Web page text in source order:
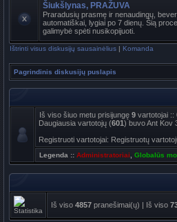
Šiukšlynas, PRAŽUVA
Praradusių prasmę ir nenaudingų,
automatiškai, lygiai po 7 dienų. Šią
galimybė spėti nusikopijuoti.
Ištrinti visus diskusijų sausainėlius | Komanda
Pagrindinis diskusijų puslapis
Iš viso šiuo metu prisijungę 9 vartotojai ::
Daugiausia vartotojų (601) buvo Ant Kov
Registruoti vartotojai: Registruotų
Legenda :: Administratoriai Globalūs
Iš viso 4857 pranešimai(ų) | Iš viso